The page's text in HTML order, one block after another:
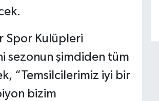
Spor Kulüpleri
sezonun şimdiden tüm
“Temsilcilerimiz iyi bir
bizim